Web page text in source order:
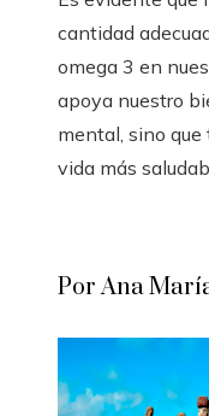
cantidad
omega 3 en
apoya nuestro
mental, sino
vida más
Por Ana